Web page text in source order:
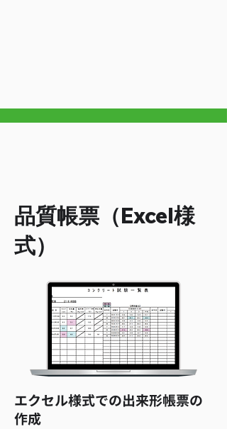
品質帳票（Excel様
式）
エクセル様式での出来形帳票の
作成